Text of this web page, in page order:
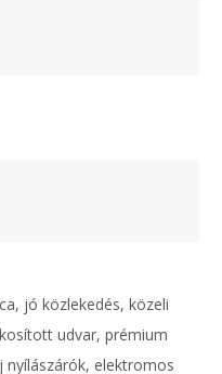
jó közlekedés, közeli
udvar, prémium
elektromos